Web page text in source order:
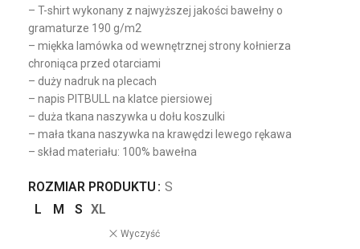
– T-shirt wykonany z najwyższej jakości bawełny o
gramaturze 190 g/m2
– miękka lamówka od wewnętrznej strony kołnierza
chroniąca przed otarciami
– duży nadruk na plecach
– napis PITBULL na klatce piersiowej
– duża tkana naszywka u dołu koszulki
– mała tkana naszywka na krawędzi lewego rękawa
– skład materiału: 100% bawełna
ROZMIAR PRODUKTU
S
L
M S XL
Wyczyść